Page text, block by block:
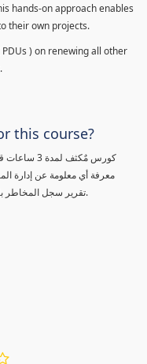
hands-on approach enables
their own projects.
) on renewing all other
this course?
كورس
معرفة أي معلومة عن إدارة
تقرير سجل المخاطر بالإضافة الى المقدرة التامية لإدارة مخاطر المشاريع.